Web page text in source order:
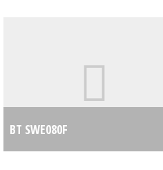
BT SWE080F